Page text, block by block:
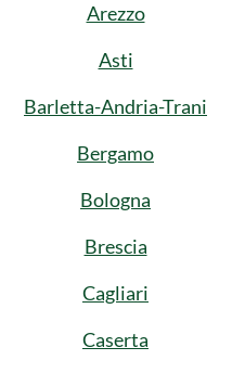
Arezzo
Asti
Barletta-Andria-Trani
Bergamo
Bologna
Brescia
Cagliari
Caserta